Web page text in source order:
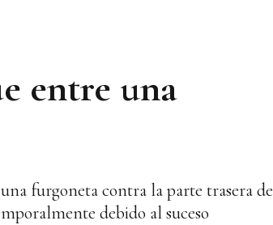
entre una
furgoneta contra la parte trasera de
debido al suceso